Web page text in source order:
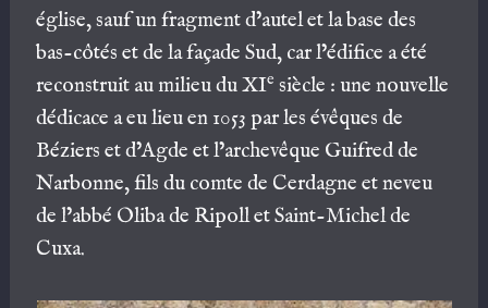
église, sauf un fragment d’autel et la base des
bas-côtés et de la façade Sud, car l’édifice a été
reconstruit au milieu du XIe siècle : une nouvelle
dédicace a eu lieu en 1053 par les évêques de
Béziers et d’Agde et l’archevêque Guifred de
Narbonne, fils du comte de Cerdagne et neveu
de l’abbé Oliba de Ripoll et Saint-Michel de
Cuxa.